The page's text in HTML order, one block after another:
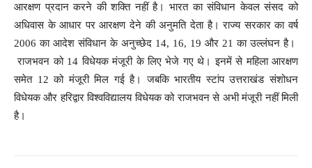
आरक्षण प्रदान करने की शक्ति नहीं है। भारत का संविधान केवल संसद को
अधिवास के आधार पर आरक्षण देने की अनुमति देता है। राज्य सरकार का वर्ष
2006 का आदेश संविधान के अनुच्छेद 14, 16, 19 और 21 का उल्लंघन है।
राजभवन को 14 विधेयक मंजूरी के लिए भेजे गए थे। इनमें से महिला आरक्षण
समेत 12 को मंजूरी मिल गई है। जबकि भारतीय स्टांप उत्तराखंड संशोधन
विधेयक और हरिद्वार विश्वविद्यालय विधेयक को राजभवन से अभी मंजूरी नहीं मिली
है।